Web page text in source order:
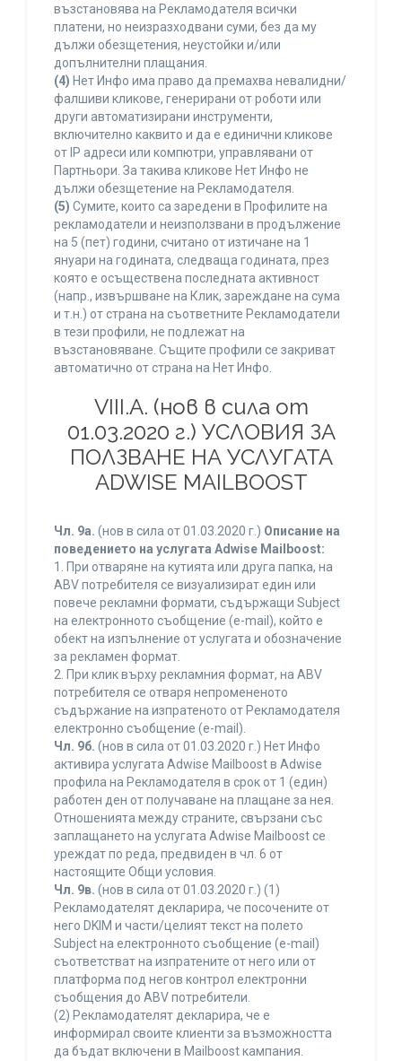
възстановява на Рекламодателя всички
платени, но неизразходвани суми, без да му
дължи обезщетения, неустойки и/или
допълнителни плащания.
(4) Нет Инфо има право да премахва невалидни/
фалшиви кликове, генерирани от роботи или
други автоматизирани инструменти,
включително каквито и да е единични кликове
от IP адреси или компютри, управлявани от
Партньори. За такива кликове Нет Инфо не
дължи обезщетение на Рекламодателя.
(5) Сумите, които са заредени в Профилите на
рекламодатели и неизползвани в продължение
на 5 (пет) години, считано от изтичане на 1
януари на годината, следваща годината, през
която е осъществена последната активност
(напр., извършване на Клик, зареждане на сума
и т.н.) от страна на съответните Рекламодатели
в тези профили, не подлежат на
възстановяване. Същите профили се закриват
автоматично от страна на Нет Инфо.
VIII.A. (нов в сила от
01.03.2020 г.) УСЛОВИЯ ЗА
ПОЛЗВАНЕ НА УСЛУГАТА
ADWISE MAILBOOST
Чл. 9а. (нов в сила от 01.03.2020 г.) Описание на
поведението на услугата Adwise Mailboost:
1. При отваряне на кутията или друга папка, на
ABV потребителя се визуализират един или
повече рекламни формати, съдържащи Subject
на електронното съобщение (e-mail), който е
обект на изпълнение от услугата и обозначение
за рекламен формат.
2. При клик върху рекламния формат, на ABV
потребителя се отваря непромененото
съдържание на изпратеното от Рекламодателя
електронно съобщение (e-mail).
Чл. 9б. (нов в сила от 01.03.2020 г.) Нет Инфо
активира услугата Adwise Mailboost в Adwise
профила на Рекламодателя в срок от 1 (един)
работен ден от получаване на плащане за нея.
Отношенията между страните, свързани със
заплащането на услугата Adwise Mailboost се
уреждат по реда, предвиден в чл. 6 от
настоящите Общи условия.
Чл. 9в. (нов в сила от 01.03.2020 г.) (1)
Рекламодателят декларира, че посочените от
него DKIM и части/целият текст на полето
Subject на електронното съобщение (e-mail)
съответстват на изпратените от него или от
платформа под негов контрол електронни
съобщения до ABV потребители.
(2) Рекламодателят декларира, че е
информирал своите клиенти за възможността
да бъдат включени в Mailboost кампания.